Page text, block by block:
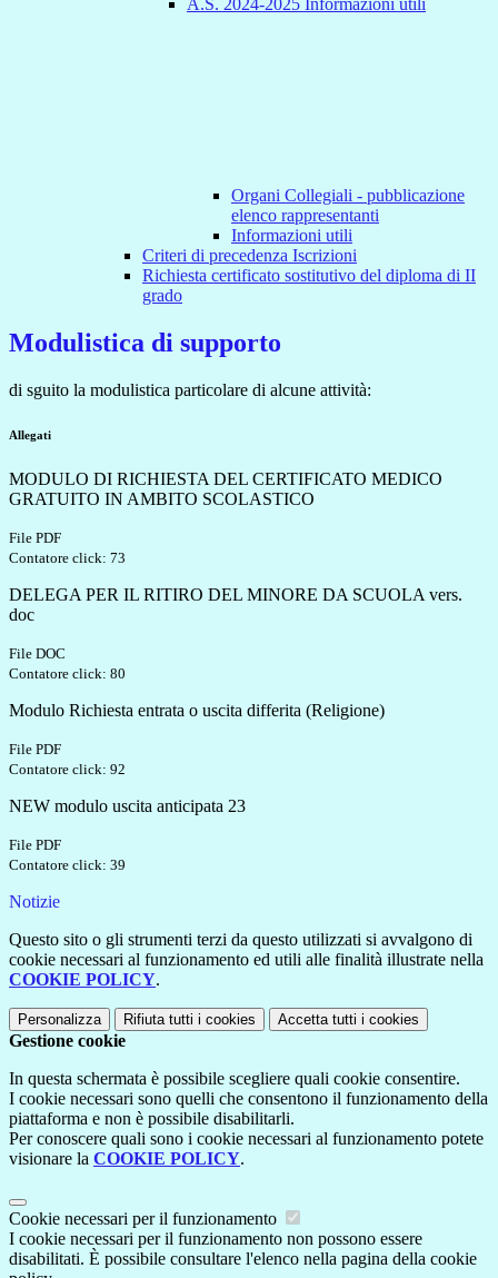
A.S. 2024-2025 Informazioni utili
Organi Collegiali - pubblicazione
elenco rappresentanti
Informazioni utili
Criteri di precedenza Iscrizioni
Richiesta certificato sostitutivo del diploma di II
grado
Modulistica di supporto
di sguito la modulistica particolare di alcune attività:
Allegati
MODULO DI RICHIESTA DEL CERTIFICATO MEDICO
GRATUITO IN AMBITO SCOLASTICO
File PDF
Contatore click: 73
DELEGA PER IL RITIRO DEL MINORE DA SCUOLA vers.
doc
File DOC
Contatore click: 80
Modulo Richiesta entrata o uscita differita (Religione)
File PDF
Contatore click: 92
NEW modulo uscita anticipata 23
File PDF
Contatore click: 39
Notizie
Questo sito o gli strumenti terzi da questo utilizzati si avvalgono di
cookie necessari al funzionamento ed utili alle finalità illustrate nella
COOKIE POLICY.
Personalizza Rifiuta tutti i cookies Accetta tutti i cookies
Gestione cookie
In questa schermata è possibile scegliere quali cookie consentire.
I cookie necessari sono quelli che consentono il funzionamento della
piattaforma e non è possibile disabilitarli.
Per conoscere quali sono i cookie necessari al funzionamento potete
visionare la COOKIE POLICY.
Cookie necessari per il funzionamento
I cookie necessari per il funzionamento non possono essere
disabilitati. È possibile consultare l'elenco nella pagina della cookie